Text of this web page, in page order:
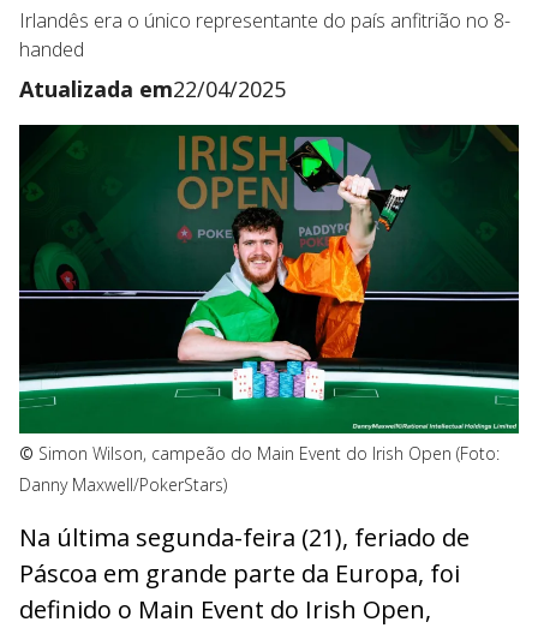
Irlandês era o único representante do país anfitrião no 8-
handed
Atualizada em22/04/2025
© Simon Wilson, campeão do Main Event do Irish Open (Foto:
Danny Maxwell/PokerStars)
Na última segunda-feira (21), feriado de
Páscoa em grande parte da Europa, foi
definido o Main Event do Irish Open,